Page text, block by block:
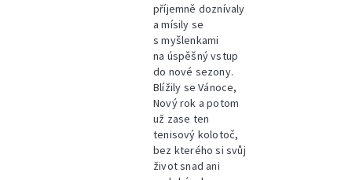
příjemně doznívaly
a mísily se
s myšlenkami
na úspěšný vstup
do nové sezony.
Blížily se Vánoce,
Nový rok a potom
už zase ten
tenisový kolotoč,
bez kterého si svůj
život snad ani